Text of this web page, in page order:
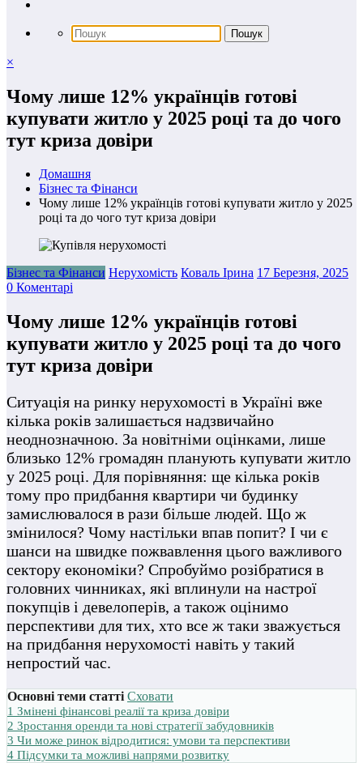
×
Чому лише 12% українців готові
купувати житло у 2025 році та до чого
тут криза довіри
Домашня
Бізнес та Фінанси
Чому лише 12% українців готові купувати житло у 2025
році та до чого тут криза довіри
Бізнес та Фінанси Нерухомість Коваль Ірина 17 Березня, 2025
0 Коментарі
Чому лише 12% українців готові
купувати житло у 2025 році та до чого
тут криза довіри
Ситуація на ринку нерухомості в Україні вже
кілька років залишається надзвичайно
неоднозначною. За новітніми оцінками, лише
близько 12% громадян планують купувати житло
у 2025 році. Для порівняння: ще кілька років
тому про придбання квартири чи будинку
замислювалося в рази більше людей. Що ж
змінилося? Чому настільки впав попит? І чи є
шанси на швидке пожвавлення цього важливого
сектору економіки? Спробуймо розібратися в
головних чинниках, які вплинули на настрої
покупців і девелоперів, а також оцінимо
перспективи для тих, хто все ж таки зважується
на придбання нерухомості навіть у такий
непростий час.
Основні теми статті Сховати
1 Змінені фінансові реалії та криза довіри
2 Зростання оренди та нові стратегії забудовників
3 Чи може ринок відродитися: умови та перспективи
4 Підсумки та можливі напрями розвитку